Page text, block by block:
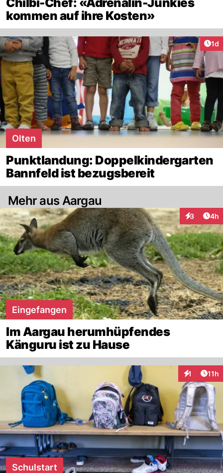
kommen auf ihre Kosten»
1d
Olten
Punktlandung: Doppelkindergarten
Bannfeld ist bezugsbereit
Mehr aus Aargau
3 4h
Eingefangen
Im Aargau herumhüpfendes
Känguru ist zu Hause
1 11h
Schulstart